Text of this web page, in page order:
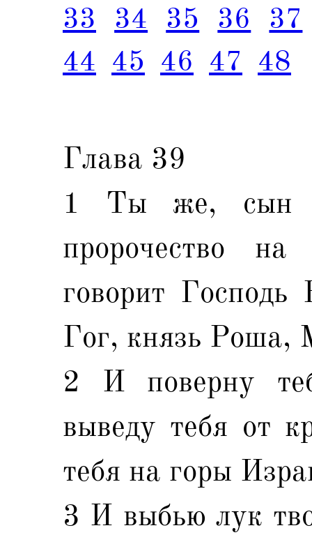
33
34 35 36
37
44 45 46 47 48
Глава 39
1 Ты же, сын
пророчество
говорит
Гог, князь Роша,
2 И поверну
выведу тебя от
тебя на горы
3 И выбью лук